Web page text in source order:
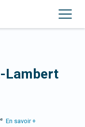
Lambert
En savoir +